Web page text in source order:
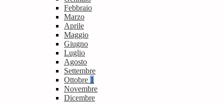
Febbraio
Marzo
Aprile
Maggio
Giugno
Luglio
Agosto
Settembre
Ottobre 1
Novembre
Dicembre